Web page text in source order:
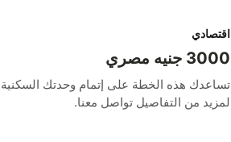
اقتصادي
3000 جنيه مصري
لمزيد من التفاصيل تواصل معنا.